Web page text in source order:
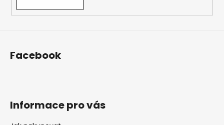
Facebook
Informace pro vás